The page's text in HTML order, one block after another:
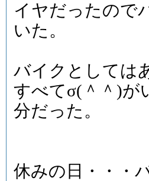
イヤだったので
いた。
バイクとしては
すべてσ(＾＾)が
分だった。
休みの日・・・